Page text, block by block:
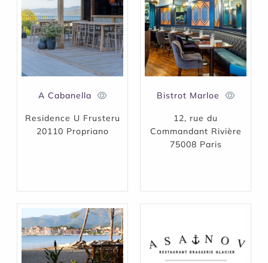
A Cabanella
Residence U Frusteru
20110 Propriano
Bistrot Marloe
12, rue du
Commandant Rivière
75008 Paris